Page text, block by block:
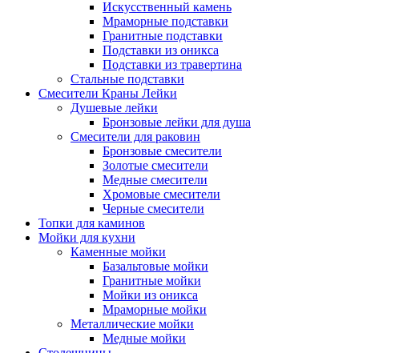
Искусственный камень
Мраморные подставки
Гранитные подставки
Подставки из оникса
Подставки из травертина
Стальные подставки
Смесители Краны Лейки
Душевые лейки
Бронзовые лейки для душа
Смесители для раковин
Бронзовые смесители
Золотые смесители
Медные смесители
Хромовые смесители
Черные смесители
Топки для каминов
Мойки для кухни
Каменные мойки
Базальтовые мойки
Гранитные мойки
Мойки из оникса
Мраморные мойки
Металлические мойки
Медные мойки